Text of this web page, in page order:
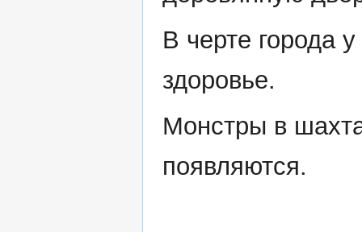
В черте города
здоровье.
Монстры в
появляются.